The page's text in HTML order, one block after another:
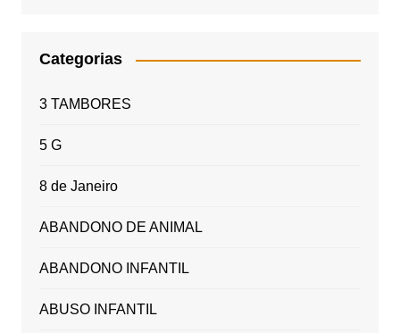
Categorias
3 TAMBORES
5 G
8 de Janeiro
ABANDONO DE ANIMAL
ABANDONO INFANTIL
ABUSO INFANTIL